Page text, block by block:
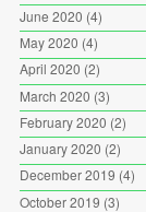
June 2020 (4)
May 2020 (4)
April 2020 (2)
March 2020 (3)
February 2020 (2)
January 2020 (2)
December 2019 (4)
October 2019 (3)